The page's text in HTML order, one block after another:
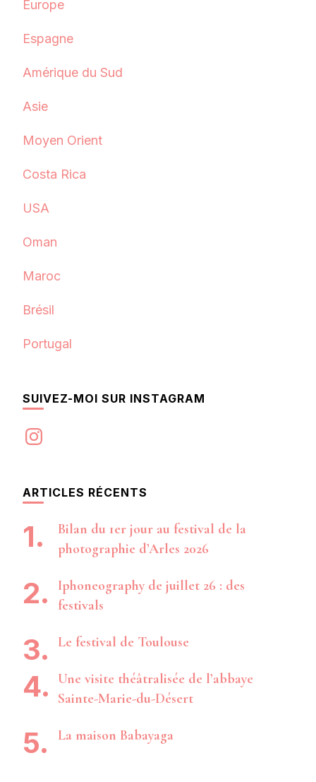
Europe
Espagne
Amérique du Sud
Asie
Moyen Orient
Costa Rica
USA
Oman
Maroc
Brésil
Portugal
SUIVEZ-MOI SUR INSTAGRAM
Instagram
ARTICLES RÉCENTS
Bilan du 1er jour au festival de la
photographie d’Arles 2026
Iphoneography de juillet 26 : des
festivals
Le festival de Toulouse
Une visite théâtralisée de l’abbaye
Sainte-Marie-du-Désert
La maison Babayaga